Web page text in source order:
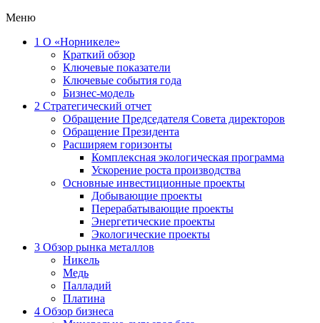
Меню
1 О «Норникеле»
Краткий обзор
Ключевые показатели
Ключевые события года
Бизнес-модель
2 Стратегический отчет
Обращение Председателя Совета директоров
Обращение Президента
Расширяем горизонты
Комплексная экологическая программа
Ускорение роста производства
Основные инвестиционные проекты
Добывающие проекты
Перерабатывающие проекты
Энергетические проекты
Экологические проекты
3 Обзор рынка металлов
Никель
Медь
Палладий
Платина
4 Обзор бизнеса